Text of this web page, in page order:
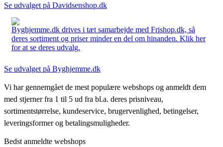
Se udvalget på Davidsenshop.dk
Byghjemme.dk drives i tæt samarbejde med Frishop.dk, så
deres sortiment og priser minder en del om hinanden. Klik her
for at se deres udvalg.
Se udvalget på Byghjemme.dk
Vi har gennemgået de mest populære webshops og anmeldt dem
med stjerner fra 1 til 5 ud fra bl.a. deres prisniveau,
sortimentstørrelse, kundeservice, brugervenlighed, betingelser,
leveringsformer og betalingsmuligheder.
Bedst anmeldte webshops